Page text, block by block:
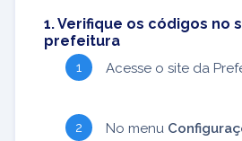
1. Verifique os códigos no
prefeitura
Acesse o site da
No menu